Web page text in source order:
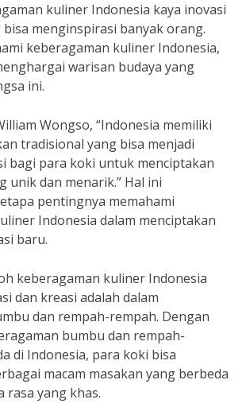
kuliner Indonesia kaya inovasi
menginspirasi banyak orang.
keberagaman kuliner Indonesia,
warisan budaya yang
ini.
Wongso, “Indonesia memiliki
tradisional yang bisa menjadi
bagi para koki untuk menciptakan
unik dan menarik.” Hal ini
pentingnya memahami
Indonesia dalam menciptakan
baru.
keberagaman kuliner Indonesia
dan kreasi adalah dalam
dan rempah-rempah. Dengan
bumbu dan rempah-
di Indonesia, para koki bisa
macam masakan yang berbeda
rasa yang khas.